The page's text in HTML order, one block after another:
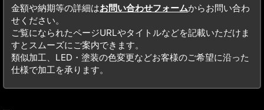
金額や納期等の詳細はお問い合わせフォームからお問い合わ
せください。
ご覧になられたページURLやタイトルなどを記載いただけま
すとスムーズにご案内できます。
類似加工、LED・塗装の色変更などお客様のご希望に沿った
仕様で加工を承ります。